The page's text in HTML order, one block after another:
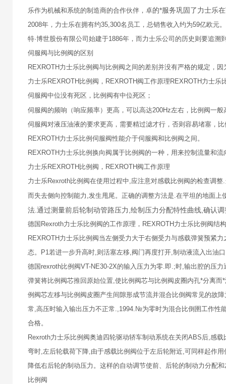
乐作为机械和系统的制造商的合作伙伴，卓的*服务巩固了力士乐
2008年，力士乐在拥有约35,300名员工，总销售收入约为59亿欧元
特·博世股份有限公司始建于1886年，而力士乐公司的历史则要追溯
伺服阀与比例阀的区别
REXROTH力士乐比例阀与比例阀之间的差别并没有严格的规定，
力士乐REXROTH比例阀，REXROTH阀工作原理REXROTH力士
伺服阀中位没有死区，比例阀有中位死区；
伺服阀的频响（响应频率）更高，可以高达200Hz左右，比例阀一般
伺服阀对液压油液的要求更高，需要精过滤才行，否则容易堵塞，
REXROTH力士乐比例伺服阀性能介于伺服阀和比例阀之间。
REXROTH力士乐比例换向阀属于比例阀的一种，用来控制流量和流
力士乐REXROTH比例阀，REXROTH阀工作原理
力士乐Rexroth比例阀在使用过程中,应注意对感载比例阀的检查调
而失去侧向控制能力,发生甩尾。正确的调整方法是.在平坦的地面
法.通过测量前后轮制动管路压力,绘制压力分配特性曲线,确认
德国Rexroth力士乐比例阀的工作原理，REXROTH力士乐比例阀结
REXROTH力士乐比例阀当左侧受力大于右侧受力与感载弹簧预紧
态。P1若进一步升高时,则活塞左移,阀门再度打开,制动液流入出油
德国rexroth比例阀VT-NE30-2X的输入压力为零.即.;时,输出腔的压
弹簧将比例阀芯推回原始位置,使比例阀芯与比例阀皮圈内孔*分离
例阀芯左移与比例阀皮圈产生间隙形成节流并混合比倒阀常见的故
常,高压时输入输出压力不正常.,1994.№为零时为混合比倒圉工作性
合格。
Rexroth力士乐比例阀奥迪四轮驱动轿车制动系统在关闭ABS后,感
弯时,左后轮载荷下降,由于感载比例阀位于左后轮附近,可同样起作
降低右后轮的制动压力。这样的自动调节使前、后轮的制动力分配
比例阀